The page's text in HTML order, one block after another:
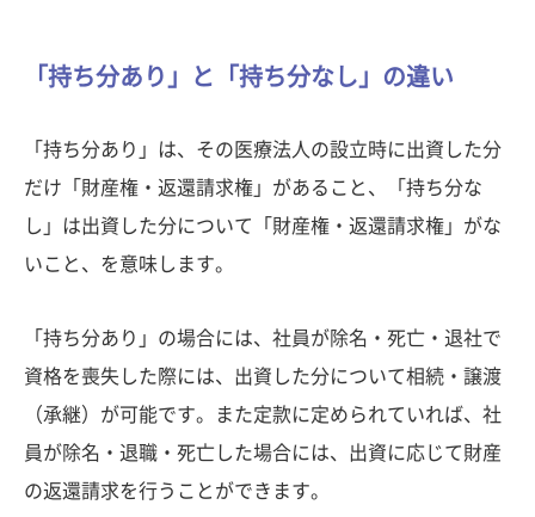
「持ち分あり」と「持ち分なし」の違い
「持ち分あり」は、その医療法人の設立時に出資した分
だけ「財産権・返還請求権」があること、「持ち分な
し」は出資した分について「財産権・返還請求権」がな
いこと、を意味します。
「持ち分あり」の場合には、社員が除名・死亡・退社で
資格を喪失した際には、出資した分について相続・譲渡
（承継）が可能です。また定款に定められていれば、社
員が除名・退職・死亡した場合には、出資に応じて財産
の返還請求を行うことができます。